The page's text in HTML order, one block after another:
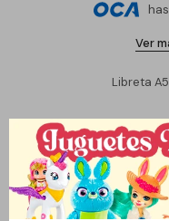
Ver
Libreta